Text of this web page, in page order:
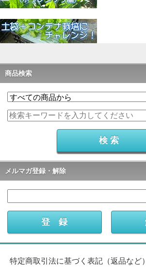
商品検索
メルマガ登録・解除
特定商取引法に基づく表記（返品など）